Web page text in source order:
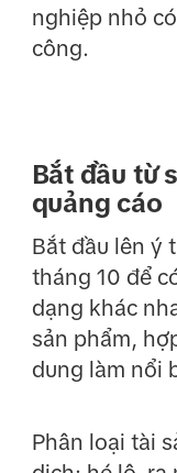
nghiệp nhỏ
công.
Bắt đầu từ
quảng cáo
Bắt đầu lên ý
tháng 10 để
dạng khác
sản phẩm,
dung làm nổi
Phân loại tài